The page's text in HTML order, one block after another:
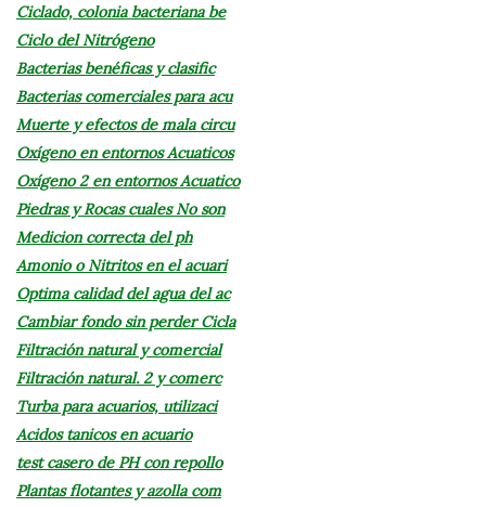
Ciclado, colonia bacteriana be
Ciclo del Nitrógeno
Bacterias benéficas y clasific
Bacterias comerciales para acu
Muerte y efectos de mala circu
Oxígeno en entornos Acuaticos
Oxígeno 2 en entornos Acuatico
Piedras y Rocas cuales No son
Medicion correcta del ph
Amonio o Nitritos en el acuari
Optima calidad del agua del ac
Cambiar fondo sin perder Cicla
Filtración natural y comercial
Filtración natural. 2 y comerc
Turba para acuarios, utilizaci
Acidos tanicos en acuario
test casero de PH con repollo
Plantas flotantes y azolla com